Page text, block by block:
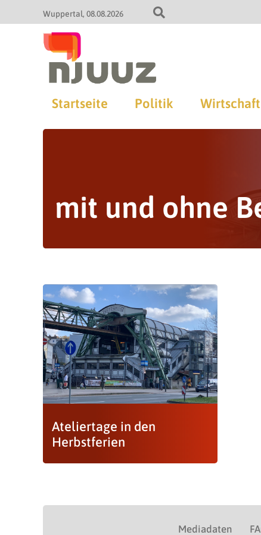
Wuppertal 08.08.2026
Startseite Politik Wirtschaft
mit und ohne
Ateliertage in den
Herbstferien
Mediadaten